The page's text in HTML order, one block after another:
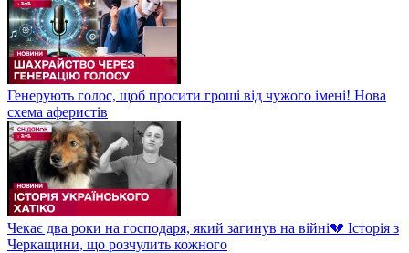
Генерують голос, щоб просити гроші від чужого імені! Нова
схема аферистів
Чекає два роки на господаря, який загинув на війні💔 Історія з
Черкащини, що розчулить кожного